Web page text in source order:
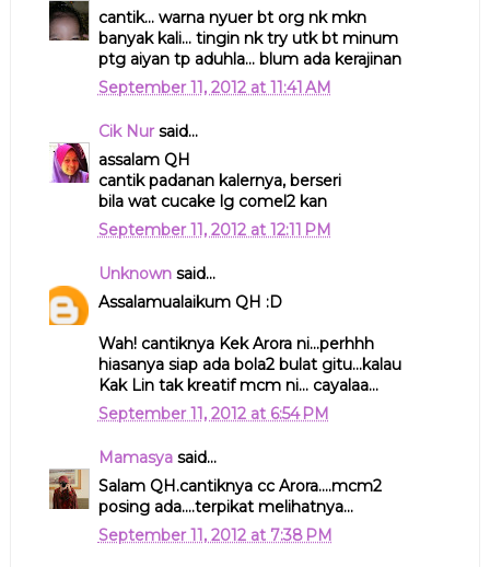
cantik... warna nyuer bt org nk mkn
banyak kali... tingin nk try utk bt minum
ptg aiyan tp aduhla... blum ada kerajinan
September 11, 2012 at 11:41 AM
Cik Nursaid...
assalam QH
cantik padanan kalernya, berseri
bila wat cucake lg comel2 kan
September 11, 2012 at 12:11 PM
Unknownsaid...
Assalamualaikum QH :D
Wah! cantiknya Kek Arora ni...perhhh
hiasanya siap ada bola2 bulat gitu...kalau
Kak Lin tak kreatif mcm ni... cayalaa...
September 11, 2012 at 6:54 PM
Mamasyasaid...
Salam QH.cantiknya cc Arora....mcm2
posing ada....terpikat melihatnya...
September 11, 2012 at 7:38 PM